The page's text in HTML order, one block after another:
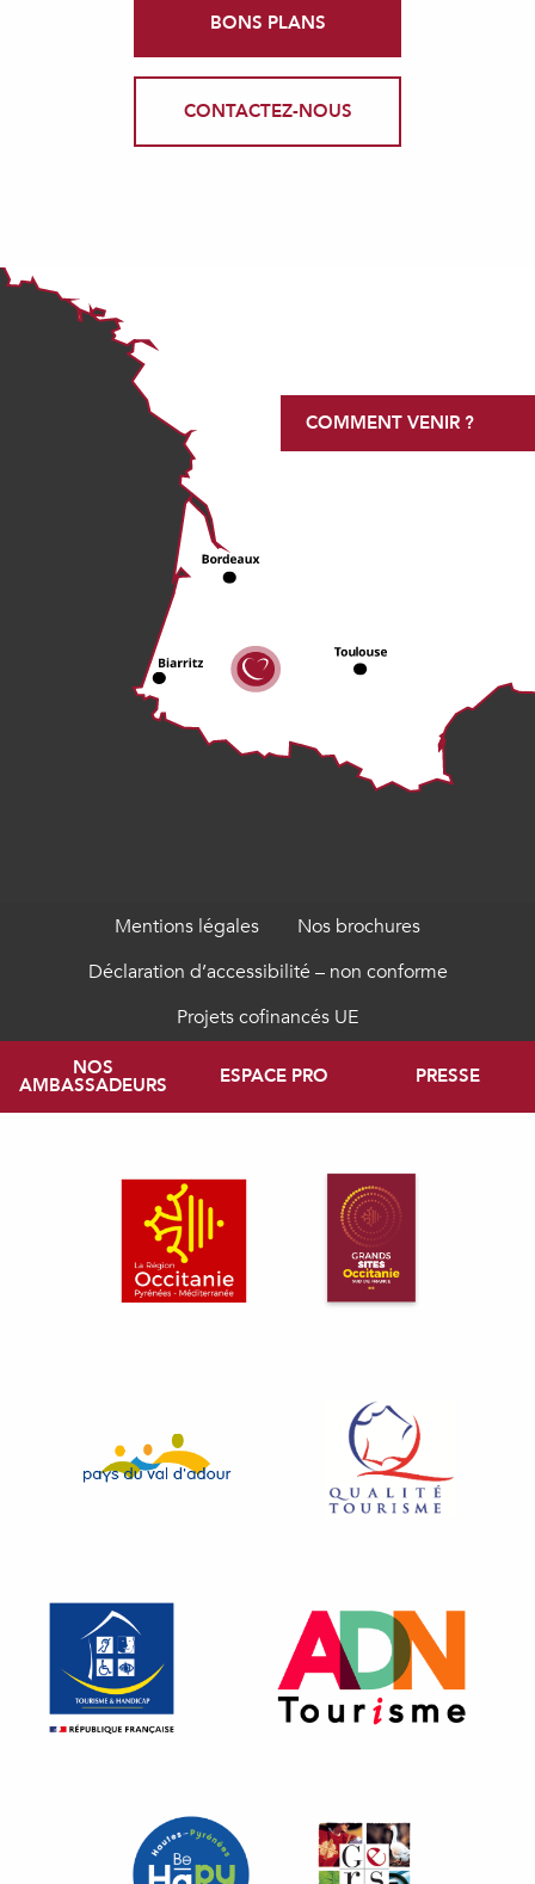
BONS PLANS
CONTACTEZ-NOUS
COMMENT VENIR ?
Mentions légales
Nos brochures
Déclaration d’accessibilité – non conforme
Projets cofinancés UE
NOS
AMBASSADEURS ESPACE PRO PRESSE